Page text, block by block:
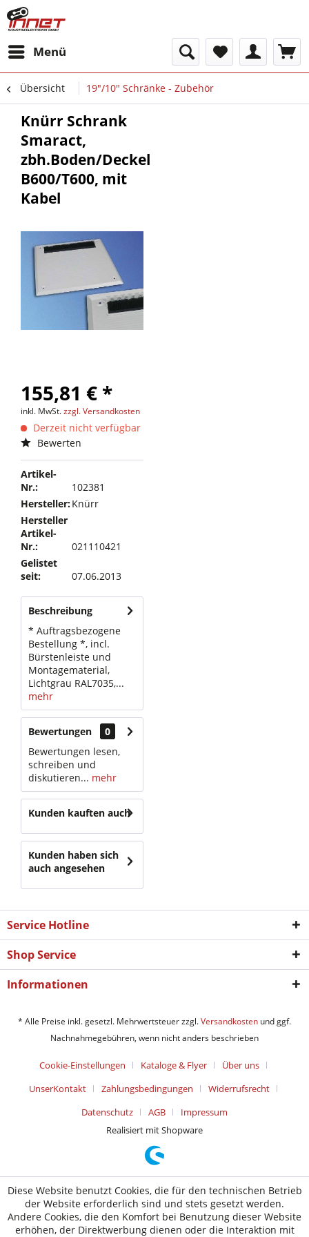
Menü
Übersicht 19"/10" Schränke - Zubehör
Knürr Schrank
Smaract,
zbh.Boden/Deckel
B600/T600, mit
Kabel
155,81 € *
inkl. MwSt.zzgl. Versandkosten
Derzeit nicht verfügbar
Bewerten
Artikel-
Nr.:
102381
Hersteller:Knürr
Hersteller
Artikel-
Nr.:
021110421
Gelistet
seit:
07.06.2013
Beschreibung
* Auftragsbezogene
Bestellung *, incl.
Bürstenleiste und
Montagematerial,
Lichtgrau RAL7035,...
mehr
Bewertungen
0
Bewertungen lesen,
schreiben und
diskutieren... mehr
Kunden kauften auch
Kunden haben sich
auch angesehen
Service Hotline
Shop Service
Informationen
* Alle Preise inkl. gesetzl. Mehrwertsteuer zzgl.Versandkosten und ggf.
Nachnahmegebühren, wenn nicht anders beschrieben
Cookie-Einstellungen Kataloge & Flyer
Über uns
UnserKontakt
Zahlungsbedingungen
Widerrufsrecht
Datenschutz
AGB
Impressum
Realisiert mit Shopware
Diese Website benutzt Cookies, die für den technischen Betrieb
der Website erforderlich sind und stets gesetzt werden.
Andere Cookies, die den Komfort bei Benutzung dieser Website
erhöhen, der Direktwerbung dienen oder die Interaktion mit